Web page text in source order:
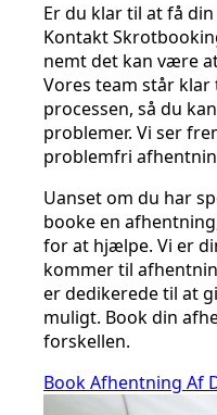
Er du klar til at få
Kontakt
nemt det kan være
Vores team står
processen, så du
problemer. Vi ser
problemfri
Uanset om du har
booke en
for at hjælpe. Vi er
kommer til
er dedikerede til at
muligt. Book din
forskellen.
Book Afhentning Af